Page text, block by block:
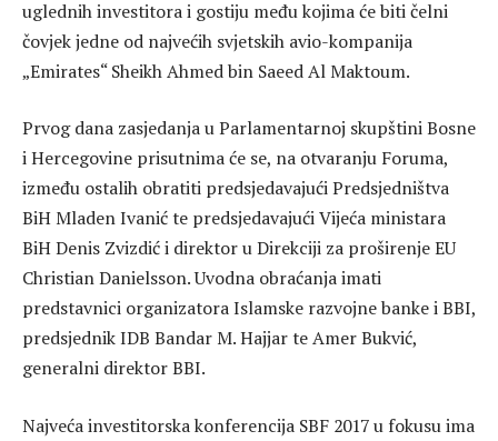
uglednih investitora i gostiju među kojima će biti čelni
čovjek jedne od najvećih svjetskih avio-kompanija
„Emirates“ Sheikh Ahmed bin Saeed Al Maktoum.
Prvog dana zasjedanja u Parlamentarnoj skupštini Bosne
i Hercegovine prisutnima će se, na otvaranju Foruma,
između ostalih obratiti predsjedavajući Predsjedništva
BiH Mladen Ivanić te predsjedavajući Vijeća ministara
BiH Denis Zvizdić i direktor u Direkciji za proširenje EU
Christian Danielsson. Uvodna obraćanja imati
predstavnici organizatora Islamske razvojne banke i BBI,
predsjednik IDB Bandar M. Hajjar te Amer Bukvić,
generalni direktor BBI.
Najveća investitorska konferencija SBF 2017 u fokusu ima